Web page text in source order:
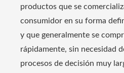
productos que se
consumidor en su forma
y que generalmente se
rápidamente, sin necesidad
procesos de decisión muy